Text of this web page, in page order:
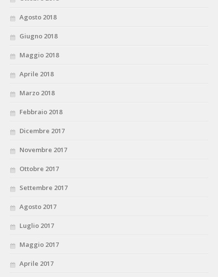
Agosto 2018
Giugno 2018
Maggio 2018
Aprile 2018
Marzo 2018
Febbraio 2018
Dicembre 2017
Novembre 2017
Ottobre 2017
Settembre 2017
Agosto 2017
Luglio 2017
Maggio 2017
Aprile 2017